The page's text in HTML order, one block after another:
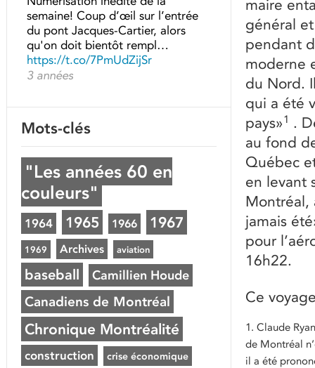
maire
général
pendant
moderne
du Nord.
qui a été
pays»1 .
au fond
Québec
en levant
Montréal,
jamais
pour
16h22.
Ce
1. Claude
de Montréal
il a été
semaine! Coup d’œil sur l’entrée
du pont Jacques-Cartier, alors
qu'on doit bientôt rempl…
https://t.co/7PmUdZijSr
3 années
Mots-clés
"Les années 60 en
couleurs"
1964 1965 1966 1967
1969 Archives aviation
baseball Camillien Houde
Canadiens de Montréal
Chronique Montréalité
construction crise économique